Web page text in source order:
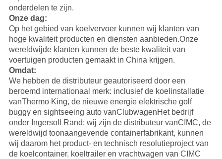
onderdelen te zijn.
Onze dag:
Op het gebied van koelvervoer kunnen wij klanten van
hoge kwaliteit producten en diensten aanbieden.Onze
wereldwijde klanten kunnen de beste kwaliteit van
voertuigen producten gemaakt in China krijgen.
Omdat:
We hebben de distributeur geautoriseerd door een
beroemd internationaal merk: inclusief de koelinstallatie
vanThermo King, de nieuwe energie elektrische golf
buggy en sightseeing auto vanClubwagenHet bedrijf
onder Ingersoll Rand; wij zijn de distributeur vanCIMC, de
wereldwijd toonaangevende containerfabrikant, kunnen
wij daarom het product- en technisch resolutieproject van
de koelcontainer, koeltrailer en vrachtwagen van CIMC